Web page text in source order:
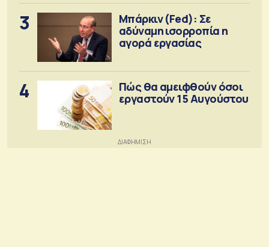
3
Μπάρκιν (Fed): Σε
αδύναμη ισορροπία η
αγορά εργασίας
4
Πώς θα αμειφθούν όσοι
εργαστούν 15 Αυγούστου